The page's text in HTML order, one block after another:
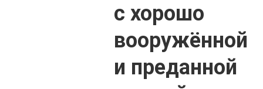
с хорошо
вооружённой
и преданной